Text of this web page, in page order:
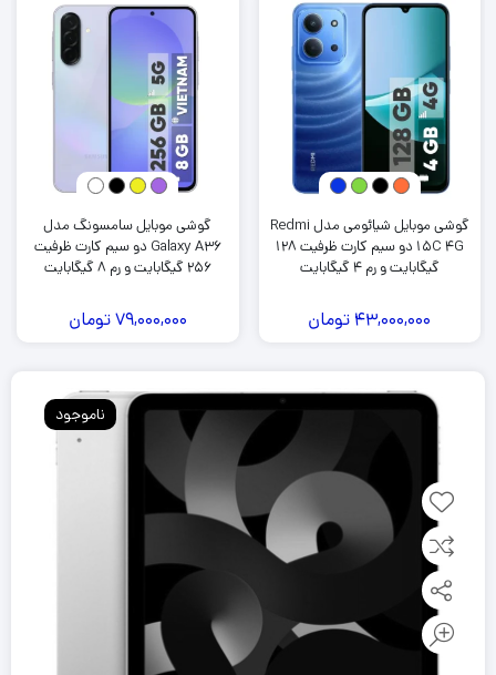
گوشی موبایل شیائومی مدل Redmi
15C 4G دو سیم کارت ظرفیت 128
گیگابایت و رم 4 گیگابایت
43,000,000 تومان
گوشی موبایل سامسونگ مدل
Galaxy A36 دو سیم کارت ظرفیت
256 گیگابایت و رم 8 گیگابایت
79,000,000تومان
ناموجود